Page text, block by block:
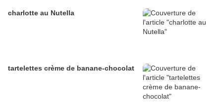
charlotte au Nutella
tartelettes crème de banane-chocolat